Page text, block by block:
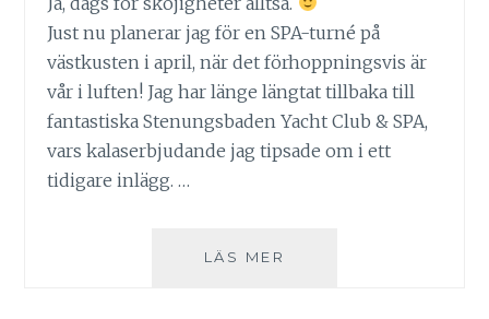
Just nu planerar jag för en SPA-turné på
västkusten i april, när det förhoppningsvis är
vår i luften! Jag har länge längtat tillbaka till
fantastiska Stenungsbaden Yacht Club & SPA,
vars kalaserbjudande jag tipsade om i ett
tidigare inlägg. …
LÄS MER